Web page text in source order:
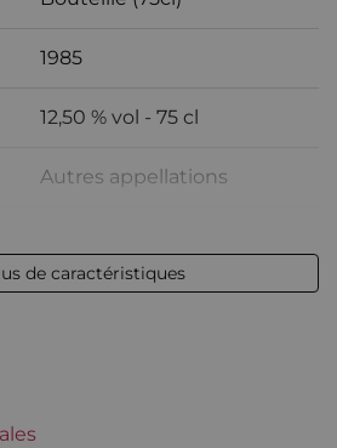
1985
12,50 % vol - 75 cl
Autres appellations
Légèrement tachée
de caractéristiques